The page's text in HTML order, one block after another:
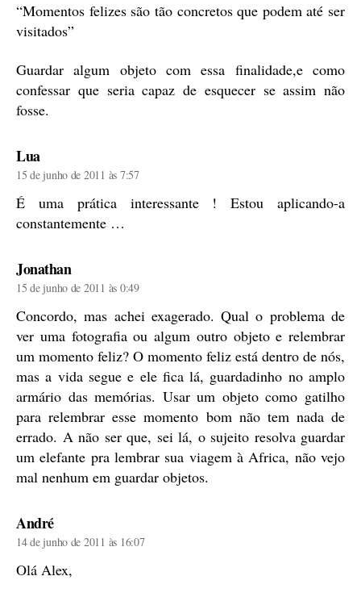
“Momentos felizes são tão concretos que podem até ser
visitados”
Guardar algum objeto com essa finalidade,e como
confessar que seria capaz de esquecer se assim não
fosse.
Luadiz:
15 de junho de 2011 às 7:57
É uma prática interessante ! Estou aplicando-a
constantemente …
Jonathandiz:
15 de junho de 2011 às 0:49
Concordo, mas achei exagerado. Qual o problema de
ver uma fotografia ou algum outro objeto e relembrar
um momento feliz? O momento feliz está dentro de nós,
mas a vida segue e ele fica lá, guardadinho no amplo
armário das memórias. Usar um objeto como gatilho
para relembrar esse momento bom não tem nada de
errado. A não ser que, sei lá, o sujeito resolva guardar
um elefante pra lembrar sua viagem à Africa, não vejo
mal nenhum em guardar objetos.
Andrédiz:
14 de junho de 2011 às 16:07
Olá Alex,